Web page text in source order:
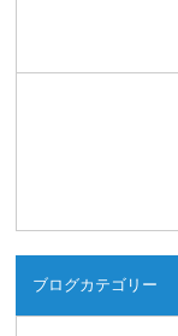
ブログカテゴリー